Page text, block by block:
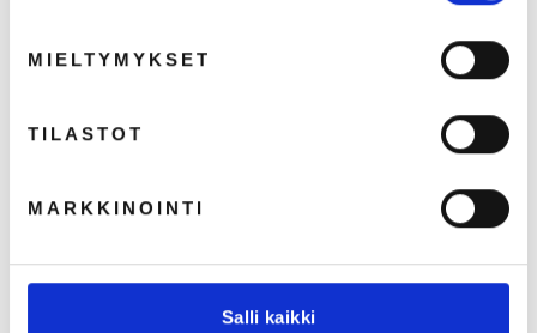
MIELTYMYKSET
TILASTOT
MARKKINOINTI
Salli kaikki
Late työnjohtajan housut